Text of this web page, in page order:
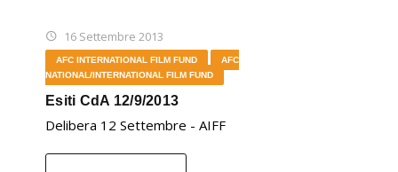
16 Settembre 2013
AFC INTERNATIONAL FILM FUND
AFC
NATIONAL/INTERNATIONAL FILM FUND
Esiti CdA 12/9/2013
Delibera 12 Settembre - AIFF